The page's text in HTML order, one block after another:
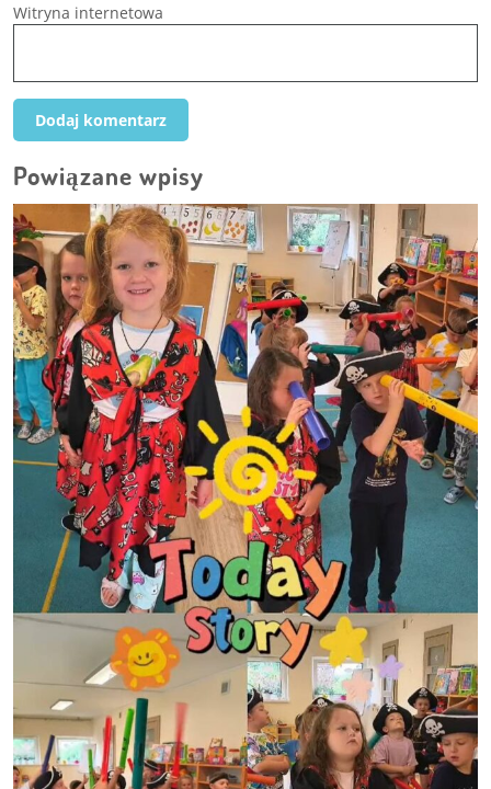
Witryna internetowa
Powiązane wpisy